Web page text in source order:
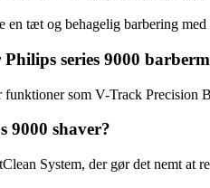
en tæt og behagelig barbering
series 9000
funktioner som V-Track
9000 shaver?
System, der gør det nemt at